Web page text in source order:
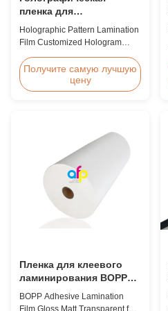
пленка для
ламинирования
шаблонов
Holographic Pattern Lamination
Film Customized Hologram
Holographic Pattern Lamination
Film for Shopping Bags
Packaging offers fantastic
brand exposure and create vivid
impressions. We accept ...
Получите самую лучшую
цену
Пленка для клеевого
ламинирования BOPP
глянцевая матовая
прозрачная для
BOPP Adhesive Lamination
Film Gloss Matt Transparent for